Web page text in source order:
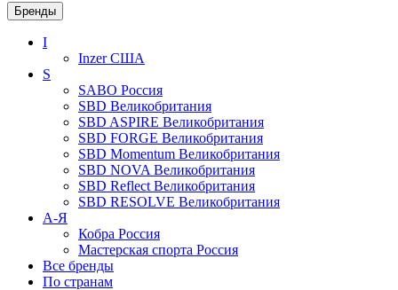
Бренды
I
InzerСША
S
SABO Россия
SBD Великобритания
SBD ASPIRE Великобритания
SBD FORGE Великобритания
SBD Momentum Великобритания
SBD NOVA Великобритания
SBD Reflect Великобритания
SBD RESOLVE Великобритания
А-Я
Кобра Россия
Мастерская спорта Россия
Все бренды
По странам